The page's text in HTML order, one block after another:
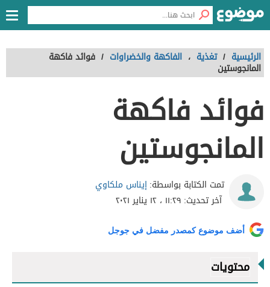
الرئيسية / تغذية ، الفاكهة والخضراوات / فوائد فاكهة
المانجوستين
فوائد فاكهة
المانجوستين
تمت الكتابة بواسطة:إيناس ملكاوي
آخر تحديث: ١١:٢٩ ، ١٢ يناير ٢٠٢١
أضف موضوع كمصدر مفضل في جوجل
محتويات